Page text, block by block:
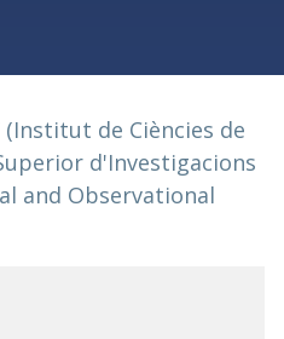
(Institut de Ciències de
d'Investigacions
and Observational